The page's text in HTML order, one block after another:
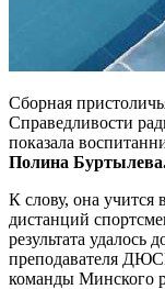
Сборная
Справедливости
показала
Полина
К слову, она
дистанций
результата удалось
преподавателя
команды Минского